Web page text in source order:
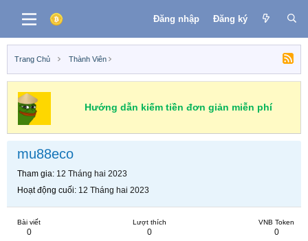
Đăng nhập Đăng ký
Trang Chủ Thành Viên
Hướng dẫn kiếm tiền đơn giản miễn phí
mu88eco
Tham gia 12 Tháng hai 2023
Hoạt động cuối 12 Tháng hai 2023
Bài viết
0
Lượt thích
0
VNB Token
0